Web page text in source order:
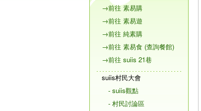
→前往 素易購
→前往 素易遊
→前往 純素購
→前往 素易食 (查詢餐館)
→前往 suiis 21巷
suiis村民大會
- suiis觀點
- 村民討論區